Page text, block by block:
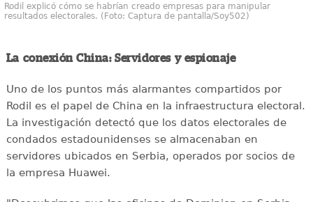
Rodil explicó cómo se habrían creado empresas para manipular
resultados electorales. (Foto: Captura de pantalla/Soy502)
La conexión China: Servidores y espionaje
Uno de los puntos más alarmantes compartidos por
Rodil es el papel de China en la infraestructura electoral.
La investigación detectó que los datos electorales de
condados estadounidenses se almacenaban en
servidores ubicados en Serbia, operados por socios de
la empresa Huawei.